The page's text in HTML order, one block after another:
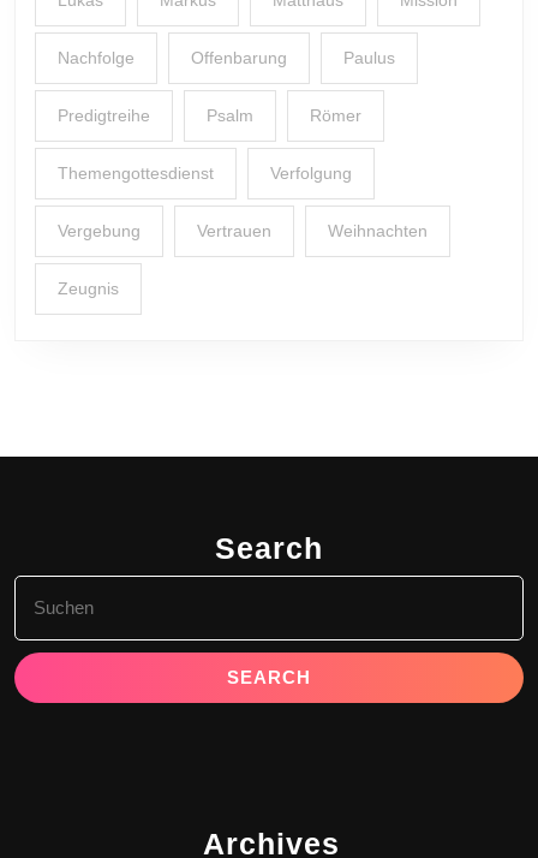
Nachfolge Offenbarung Paulus
Predigtreihe Psalm Römer
Themengottesdienst Verfolgung
Vergebung Vertrauen Weihnachten
Zeugnis
Search
for:
Archives